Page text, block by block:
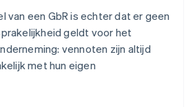
van een GbR is echter dat er geen
geldt voor het
vennoten zijn altijd
met hun eigen